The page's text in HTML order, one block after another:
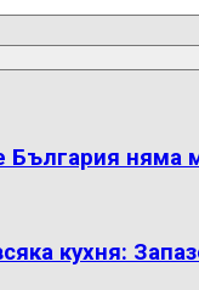
България няма
кухня: